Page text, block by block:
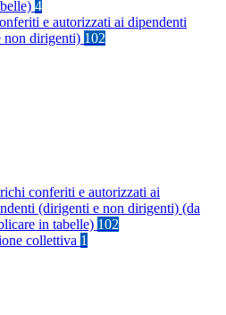
4
e autorizzati ai dipendenti
non dirigenti) 102
conferiti e autorizzati ai
(dirigenti e non dirigenti) (da
in tabelle) 102
collettiva 1